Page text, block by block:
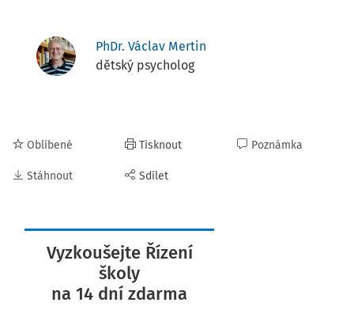
PhDr. Václav Mertin
dětský psycholog
Oblíbené
Stáhnout
Tisknout
Sdílet
Poznámka
Vyzkoušejte Řízení
školy
na 14 dní zdarma